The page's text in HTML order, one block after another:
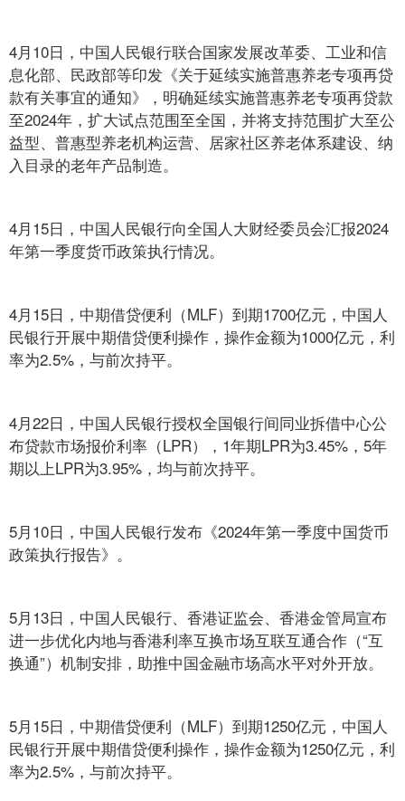
4月10日，中国人民银行联合国家发展改革委、工业和信
息化部、民政部等印发《关于延续实施普惠养老专项再贷
款有关事宜的通知》，明确延续实施普惠养老专项再贷款
至2024年，扩大试点范围至全国，并将支持范围扩大至公
益型、普惠型养老机构运营、居家社区养老体系建设、纳
入目录的老年产品制造。
4月15日，中国人民银行向全国人大财经委员会汇报2024
年第一季度货币政策执行情况。
4月15日，中期借贷便利（MLF）到期1700亿元，中国人
民银行开展中期借贷便利操作，操作金额为1000亿元，利
率为2.5%，与前次持平。
4月22日，中国人民银行授权全国银行间同业拆借中心公
布贷款市场报价利率（LPR），1年期LPR为3.45%，5年
期以上LPR为3.95%，均与前次持平。
5月10日，中国人民银行发布《2024年第一季度中国货币
政策执行报告》。
5月13日，中国人民银行、香港证监会、香港金管局宣布
进一步优化内地与香港利率互换市场互联互通合作（“互
换通”）机制安排，助推中国金融市场高水平对外开放。
5月15日，中期借贷便利（MLF）到期1250亿元，中国人
民银行开展中期借贷便利操作，操作金额为1250亿元，利
率为2.5%，与前次持平。